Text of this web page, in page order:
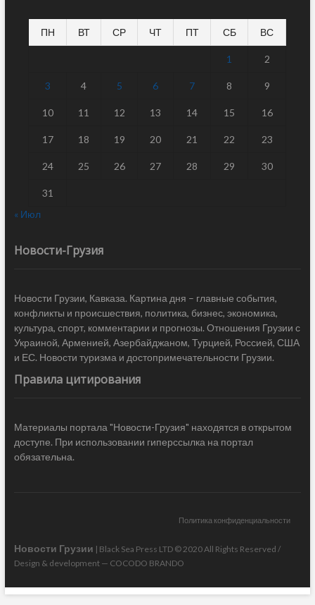
ПН ВТ СР ЧТ ПТ СБ ВС
1 2
3 4 5 6 7 8 9
10 11 12 13 14 15 16
17 18 19 20 21 22 23
24 25 26 27 28 29 30
31
« Июл
Новости-Грузия
Новости Грузии, Кавказа. Картина дня – главные события,
конфликты и происшествия, политика, бизнес, экономика,
культура, спорт, комментарии и прогнозы. Отношения Грузии с
Украиной, Арменией, Азербайджаном, Турцией, Россией, США
и ЕС. Новости туризма и достопримечательности Грузии.
Правила цитирования
Материалы портала "Новости-Грузия" находятся в открытом
доступе. При использовании гиперссылка на портал
обязательна.
Политика конфиденциальности
Новости Грузии | Black Sea Press LTD © 2020 All Rights Reserved /
Design & development — COCODO BRANDO